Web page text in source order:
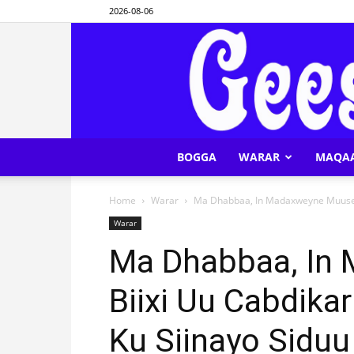
2026-08-06
BOGGA WARAR
Home Warar Ma Dhabbaa, In Madaxweyne
Warar
Ma Dhabbaa, In
Biixi Uu
Ku Siinayo